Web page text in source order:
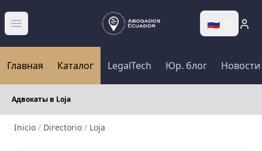
Abrir menú 🇷🇺
Главная Каталог LegalTech Юр. блог Новости
Адвокаты в Loja
Inicio / Directorio / Loja